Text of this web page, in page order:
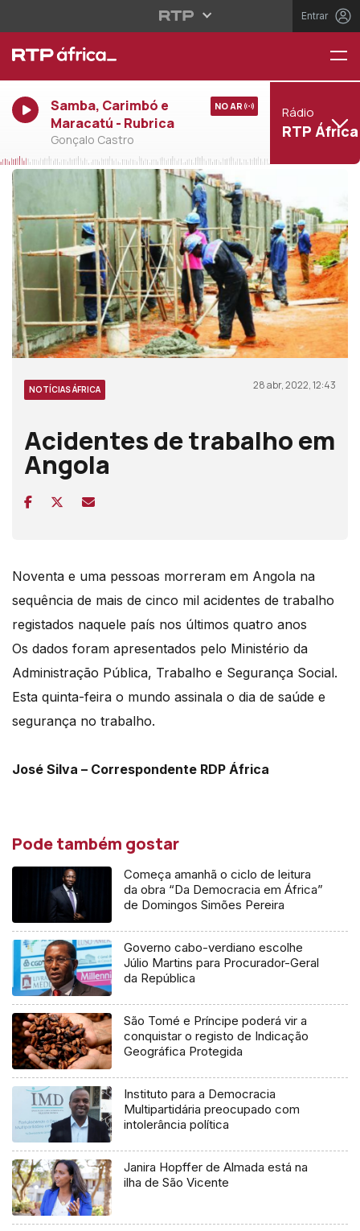
Entrar
Samba, Carimbó e
Maracatú - Rubrica
Gonçalo Castro
NO AR Rádio
RTP África
NOTÍCIAS ÁFRICA 28 abr, 2022, 12:43
Acidentes de trabalho em
Angola
Noventa e uma pessoas morreram em Angola na
sequência de mais de cinco mil acidentes de trabalho
registados naquele país nos últimos quatro anos
Os dados foram apresentados pelo Ministério da
Administração Pública, Trabalho e Segurança Social.
Esta quinta-feira o mundo assinala o dia de saúde e
segurança no trabalho.
José Silva – Correspondente RDP África
Pode também gostar
Começa amanhã o ciclo de leitura
da obra “Da Democracia em África”
de Domingos Simões Pereira
Governo cabo-verdiano escolhe
Júlio Martins para Procurador-Geral
da República
São Tomé e Príncipe poderá vir a
conquistar o registo de Indicação
Geográfica Protegida
Instituto para a Democracia
Multipartidária preocupado com
intolerância política
Janira Hopffer de Almada está na
ilha de São Vicente